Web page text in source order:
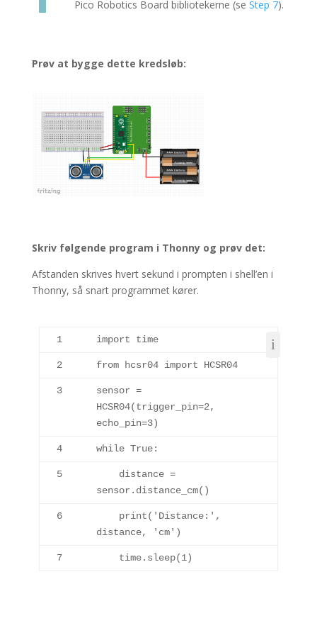
Pico Robotics Board bibliotekerne (se Step 7).
Prøv at bygge dette kredsløb:
Skriv følgende program i Thonny og prøv det:
Afstanden skrives hvert sekund i prompten i shell’en i
Thonny, så snart programmet kører.
1 import time
2 from hcsr04 import HCSR04
3
sensor =
HCSR04(trigger_pin=2,
echo_pin=3)
4 while True:
5
sensor. distance_cm()
6 print( 'Distance:' ,
distance,
'cm' )
7
    time.
sleep(1)